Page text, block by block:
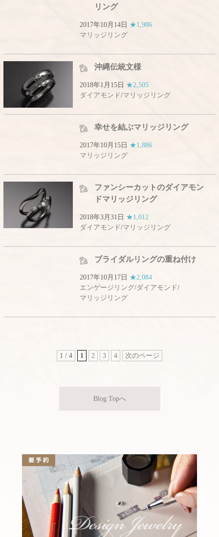
リング
2017年10月14日 ★1,986
マリッジリング
沖縄伝統文様
2018年1月15日 ★2,505
ダイアモンド/マリッジリング
幸せを結ぶマリッジリング
2017年10月15日 ★1,886
マリッジリング
ファンシーカットのダイアモン
ドマリッジリング
2018年3月31日 ★1,012
ダイアモンド/マリッジリング
ブライダルリングの重ね付け
2017年10月17日 ★2,084
エンゲージリング/ダイアモンド/
マリッジリング
1 / 4 1 2 3 4 次のページ
Blog Topへ